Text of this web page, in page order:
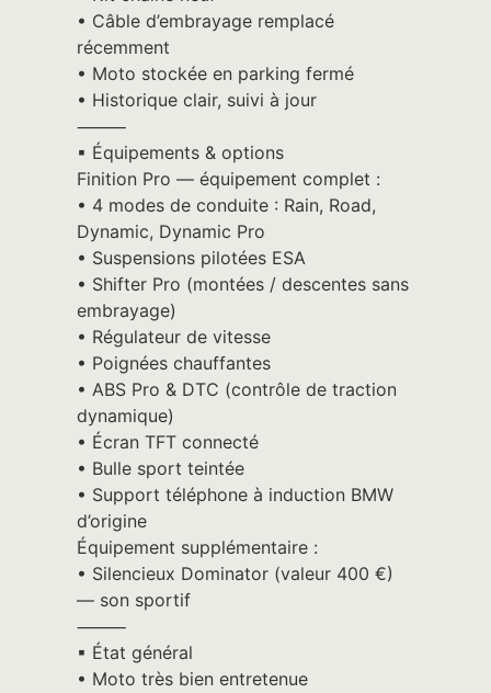
• Câble d’embrayage remplacé
récemment
• Moto stockée en parking fermé
• Historique clair, suivi à jour
⸻
▪︎ Équipements & options
Finition Pro — équipement complet :
• 4 modes de conduite : Rain, Road,
Dynamic, Dynamic Pro
• Suspensions pilotées ESA
• Shifter Pro (montées / descentes sans
embrayage)
• Régulateur de vitesse
• Poignées chauffantes
• ABS Pro & DTC (contrôle de traction
dynamique)
• Écran TFT connecté
• Bulle sport teintée
• Support téléphone à induction BMW
d’origine
Équipement supplémentaire :
• Silencieux Dominator (valeur 400 €)
— son sportif
⸻
▪︎ État général
• Moto très bien entretenue